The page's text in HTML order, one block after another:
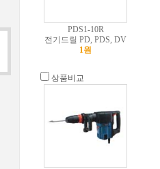
PDS1-10R
전기드릴 PD, PDS, DV
1원
상품비교